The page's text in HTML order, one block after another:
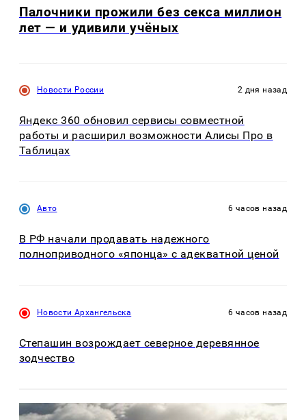
Палочники прожили без секса миллион
лет — и удивили учёных
Новости России 2 дня назад
Яндекс 360 обновил сервисы совместной
работы и расширил возможности Алисы Про в
Таблицах
Авто 6 часов назад
В РФ начали продавать надежного
полноприводного «японца» с адекватной ценой
Новости Архангельска 6 часов назад
Степашин возрождает северное деревянное
зодчество